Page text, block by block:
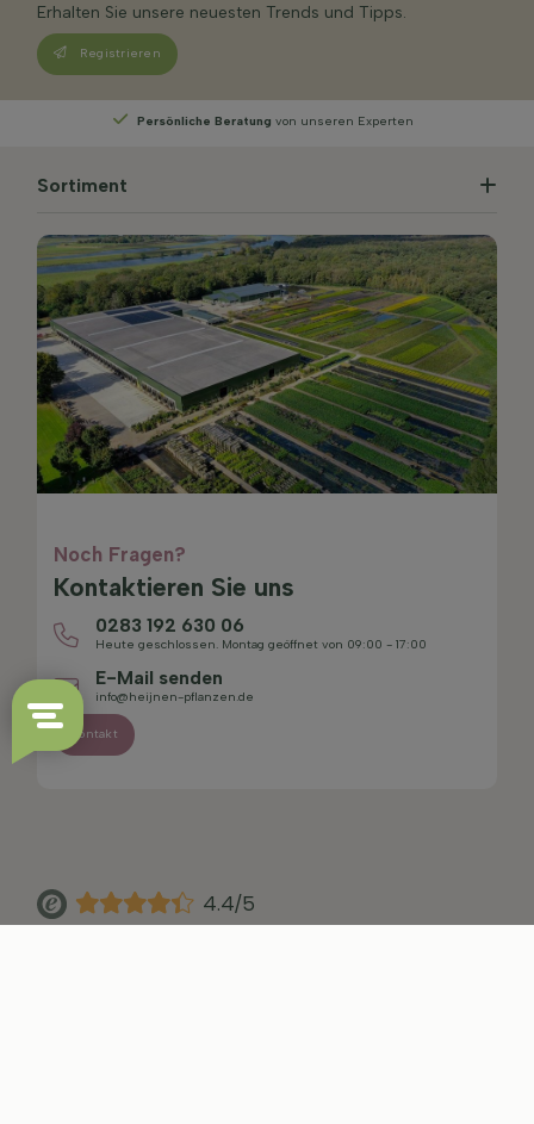
Erhalten Sie unsere neuesten Trends und Tipps.
Registrieren
Persönliche Beratung von unseren Experten
Sortiment
Noch Fragen?
Kontaktieren Sie uns
0283 192 630 06
Heute geschlossen. Montag geöffnet von 09:00 - 17:00
E-Mail senden
info@heijnen-pflanzen.de
Kontakt
4.4/5